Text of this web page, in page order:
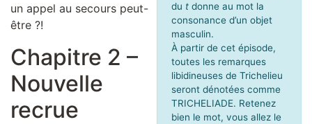
du tdonne au mot la
consonance d’un objet
masculin.
À partir de cet épisode,
toutes les remarques
libidineuses de Trichelieu
seront dénotées comme
TRICHELIADE. Retenez
bien le mot, vous allez le
un appel au secours peut-
être ?!
Chapitre 2 –
Nouvelle
recrue